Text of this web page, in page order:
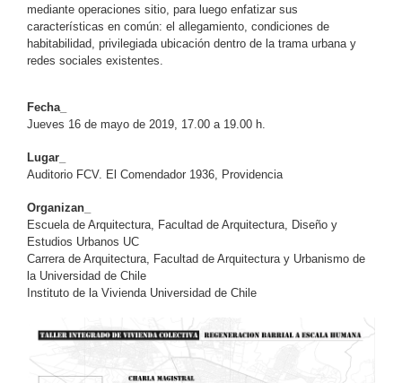
mediante operaciones sitio, para luego enfatizar sus
características en común: el allegamiento, condiciones de
habitabilidad, privilegiada ubicación dentro de la trama urbana y
redes sociales existentes.
Fecha_
Jueves 16 de mayo de 2019, 17.00 a 19.00 h.
Lugar_
Auditorio FCV. El Comendador 1936, Providencia
Organizan_
Escuela de Arquitectura, Facultad de Arquitectura, Diseño y
Estudios Urbanos UC
Carrera de Arquitectura, Facultad de Arquitectura y Urbanismo de
la Universidad de Chile
Instituto de la Vivienda Universidad de Chile